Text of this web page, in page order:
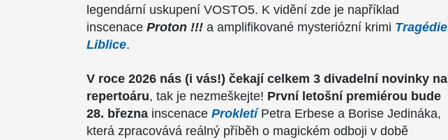
legendární uskupení VOSTO5. K vidění zde je například
inscenace Proton !!! a amplifikované mysteriózní krimi Tragédie
Liblice.
V roce 2026 nás (i vás!) čekají celkem 3 divadelní novinky na
repertoáru, tak je nezmeškejte! První letošní premiérou bude
28. března inscenace Prokletí Petra Erbese a Borise Jedináka,
která zpracovává reálný příběh o magickém odboji v době